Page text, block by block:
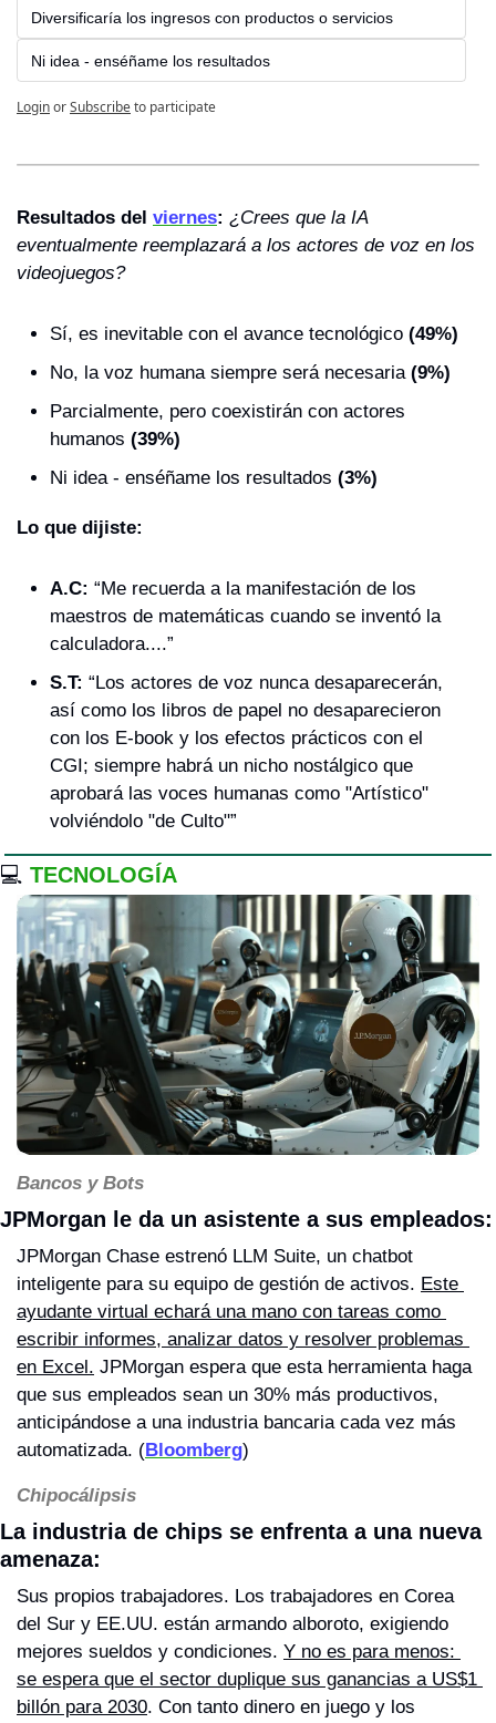
Diversificaría los ingresos con productos o servicios
Ni idea - enséñame los resultados
LoginorSubscribeto participate
Resultados del viernes: ¿Crees que la IA
eventualmente reemplazará a los actores de voz en los
videojuegos?
Sí, es inevitable con el avance tecnológico (49%)
No, la voz humana siempre será necesaria (9%)
Parcialmente, pero coexistirán con actores
humanos (39%)
Ni idea - enséñame los resultados (3%)
Lo que dijiste:
A.C: “Me recuerda a la manifestación de los
maestros de matemáticas cuando se inventó la
calculadora....”
S.T: “Los actores de voz nunca desaparecerán,
así como los libros de papel no desaparecieron
con los E-book y los efectos prácticos con el
CGI; siempre habrá un nicho nostálgico que
aprobará las voces humanas como "Artístico"
volviéndolo "de Culto"”
💻 TECNOLOGÍA
Bancos y Bots
JPMorgan le da un asistente a sus empleados:
JPMorgan Chase estrenó LLM Suite, un chatbot
inteligente para su equipo de gestión de activos. Este
ayudante virtual echará una mano con tareas como
escribir informes, analizar datos y resolver problemas
en Excel. JPMorgan espera que esta herramienta haga
que sus empleados sean un 30% más productivos,
anticipándose a una industria bancaria cada vez más
automatizada. (Bloomberg)
Chipocálipsis
La industria de chips se enfrenta a una nueva
amenaza:
Sus propios trabajadores. Los trabajadores en Corea
del Sur y EE.UU. están armando alboroto, exigiendo
mejores sueldos y condiciones. Y no es para menos:
se espera que el sector duplique sus ganancias a US$1
billón para 2030. Con tanto dinero en juego y los